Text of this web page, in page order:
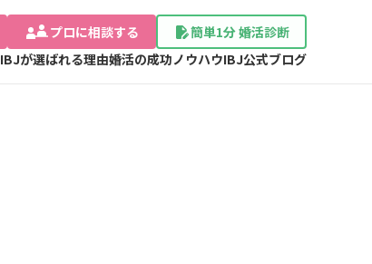
プロに相談する
簡単1分 婚活診断
IBJが選ばれる理由婚活の成功ノウハウIBJ公式ブログ